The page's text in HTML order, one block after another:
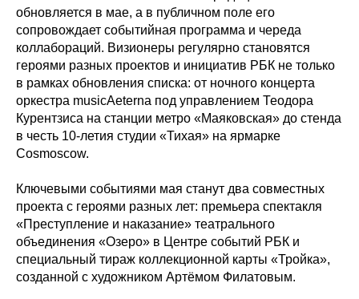
обновляется в мае, а в публичном поле его
сопровождает событийная программа и череда
коллабораций. Визионеры регулярно становятся
героями разных проектов и инициатив РБК не только
в рамках обновления списка: от ночного концерта
оркестра musicAeterna под управлением Теодора
Курентзиса на станции метро «Маяковская» до стенда
в честь 10-летия студии «Тихая» на ярмарке
Cosmoscow.
Ключевыми событиями мая станут два совместных
проекта с героями разных лет: премьера спектакля
«Преступление и наказание» театрального
объединения «Озеро» в Центре событий РБК и
специальный тираж коллекционной карты «Тройка»,
созданной с художником Артёмом Филатовым.